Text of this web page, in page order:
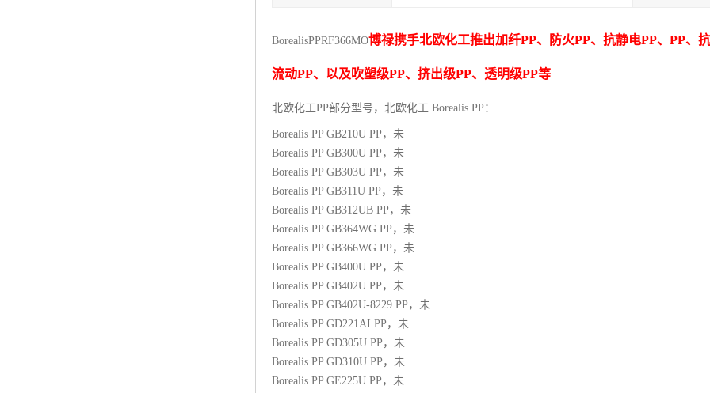
BorealisPPRF366MO博禄携手北欧化工推出加纤PP、防火PP、抗静电PP、 PP、
流动PP、以及吹塑级PP、挤出级PP、透明级PP等
北欧化工PP部分型号，北欧化工 Borealis PP：
Borealis PP GB210U PP ，未
Borealis PP GB300U PP ，未
Borealis PP GB303U PP ，未
Borealis PP GB311U PP ，未
Borealis PP GB312UB PP ，未
Borealis PP GB364WG PP ，未
Borealis PP GB366WG PP ，未
Borealis PP GB400U PP ，未
Borealis PP GB402U PP ，未
Borealis PP GB402U-8229 PP ，未
Borealis PP GD221AI PP ，未
Borealis PP GD305U PP ，未
Borealis PP GD310U PP ，未
Borealis PP GE225U PP ，未